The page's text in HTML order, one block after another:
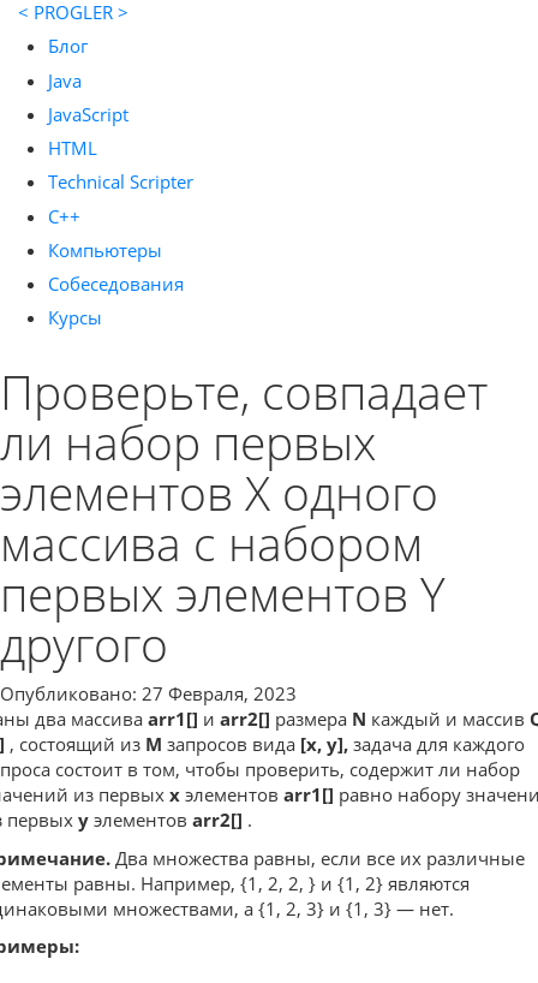
< PROGLER >
Блог
Java
JavaScript
HTML
Technical Scripter
C++
Компьютеры
Собеседования
Курсы
Проверьте, совпадает
ли набор первых
элементов X одного
массива с набором
первых элементов Y
другого
Опубликовано: 27 Февраля, 2023
два массива arr1[] и arr2[] размера N каждый и массив
, состоящий из M запросов вида [x, y], задача для каждого
состоит в том, чтобы проверить, содержит ли набор
из первых x элементов arr1[] равно набору
первых y элементов arr2[] .
Два множества равны, если все их различные
равны. Например, {1, 2, 2, } и {1, 2} являются
множествами, а {1, 2, 3} и {1, 3} — нет.